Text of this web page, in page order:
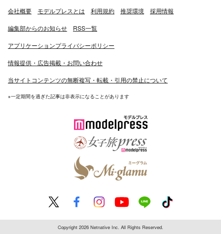
会社概要 モデルプレスとは 利用規約 推奨環境 採用情報
編集部からのお知らせ RSS一覧
アプリケーションプライバシーポリシー
情報提供・広告掲載・お問い合わせ
当サイトコンテンツの無断複写・転載・引用の禁止について
※一定期間を過ぎた記事は非表示になることがあります
Copyright 2026 Netnative Inc. All Rights Reserved.